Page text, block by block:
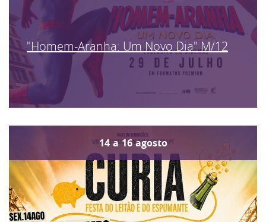
"Homem-Aranha: Um Novo Dia" M/12
14 a 16 agosto